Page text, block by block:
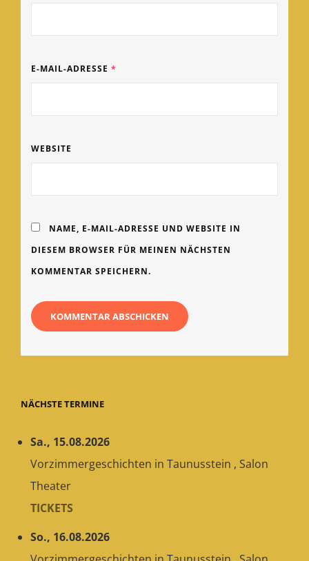
E-MAIL-ADRESSE *
WEBSITE
NAME, E-MAIL-ADRESSE UND WEBSITE IN
DIESEM BROWSER FÜR MEINEN NÄCHSTEN
KOMMENTAR SPEICHERN.
NÄCHSTE TERMINE
Sa., 15.08.2026
Vorzimmergeschichten in Taunusstein , Salon
Theater
TICKETS
So., 16.08.2026